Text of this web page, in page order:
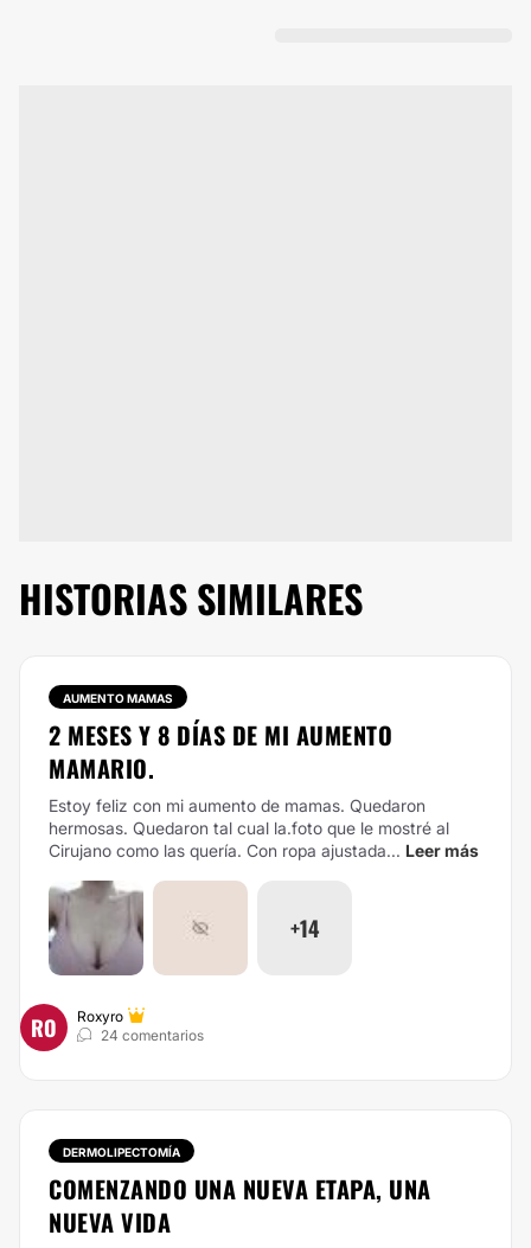
HISTORIAS SIMILARES
AUMENTO MAMAS
2 MESES Y 8 DÍAS DE MI AUMENTO
MAMARIO.
Estoy feliz con mi aumento de mamas. Quedaron
hermosas. Quedaron tal cual la.foto que le mostré al
Cirujano como las quería. Con ropa ajustada... Leer más
+14
RO
Roxyro
24 comentarios
DERMOLIPECTOMÍA
COMENZANDO UNA NUEVA ETAPA, UNA
NUEVA VIDA